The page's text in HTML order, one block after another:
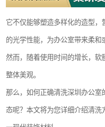
它不仅能够塑造多样化的造型
的光学性能，为办公室带来柔和
然而，随着使用时间的增长，
整体美观。
那么，如何正确清洗深圳办公
态呢？本文将为您详细介绍清